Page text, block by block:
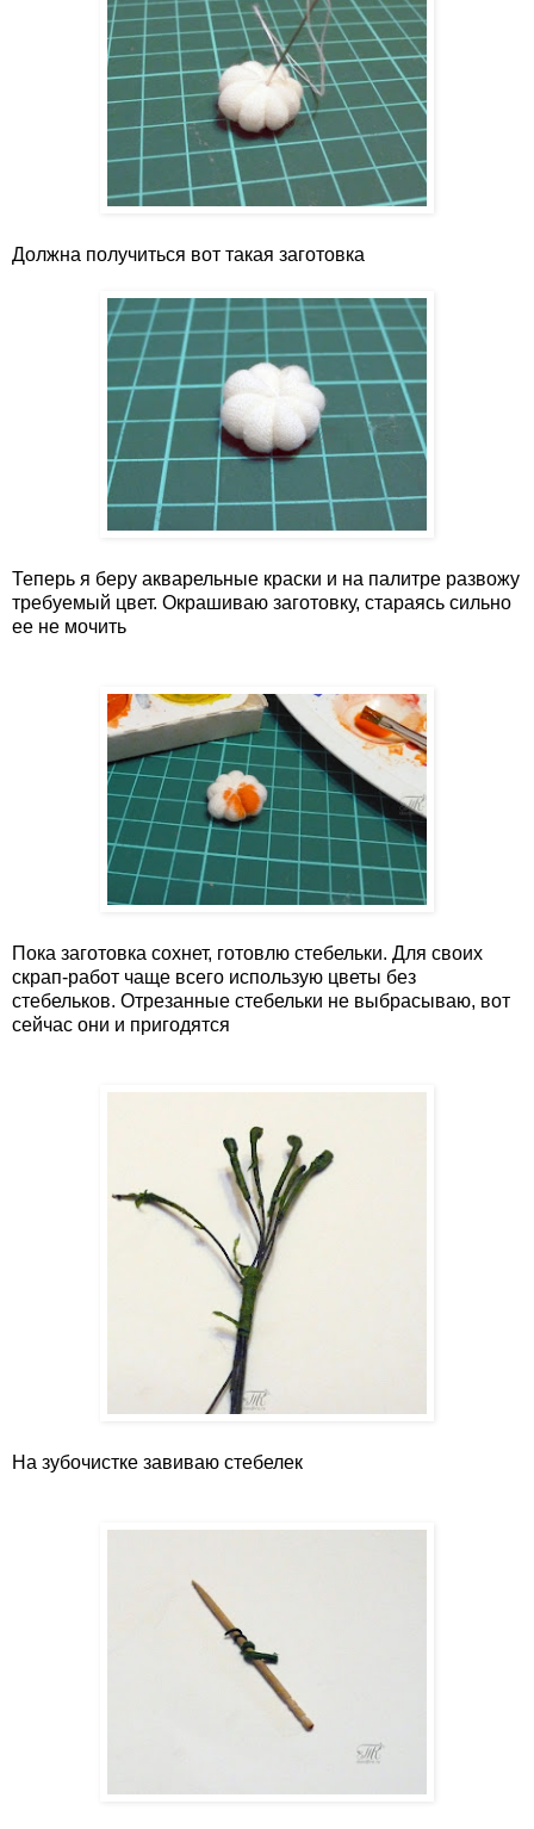
Должна получиться вот такая заготовка
Теперь я беру акварельные краски и на палитре развожу
требуемый цвет. Окрашиваю заготовку, стараясь сильно
ее не мочить
Пока заготовка сохнет, готовлю стебельки. Для своих
скрап-работ чаще всего использую цветы без
стебельков. Отрезанные стебельки не выбрасываю, вот
сейчас они и пригодятся
На зубочистке завиваю стебелек